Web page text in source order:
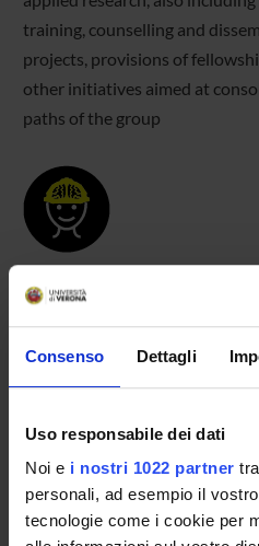
Consenso Dettagli
Uso responsabile dei dati
Noi e i nostri 1022 partner
personali, ad esempio il
tecnologie come i cookie per
training, counselling and
projects, provisions of
other initiatives aimed at
paths of the group
MEMBERS
Roberto Burro
Associate Professor
Research Scholarship Holders
Daniela Raccanello
Associate Professor